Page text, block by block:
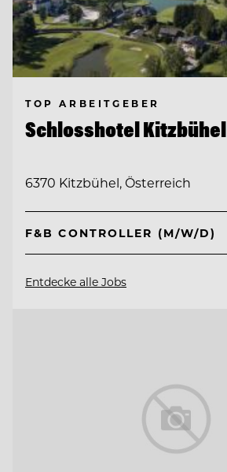
TOP ARBEITGEBER
Schlosshotel Kitzbühel
6370 Kitzbühel, Österreich
F&B CONTROLLER (M/W/D)
Entdecke alle Jobs